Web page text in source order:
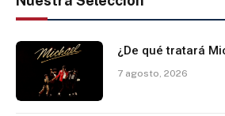
¿De qué tratará
7 agosto, 2026